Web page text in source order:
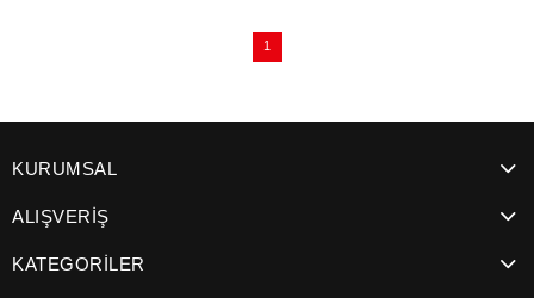
1
KURUMSAL
ALIŞVERİŞ
KATEGORİLER